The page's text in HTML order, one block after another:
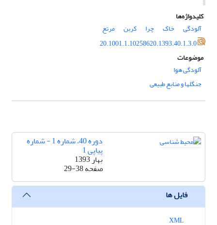
کلیدواژه‌ها
آلودگی
خاک چرا کربن
مرتع
20.1001.1.10258620.1393.40.1.3.0
موضوعات
آلودگی هوا
جنگلها و منابع طبیعی
دوره 40، شماره 1 - شماره
پیاپی 1
بهار 1393
صفحه29-38
فایل ها